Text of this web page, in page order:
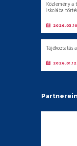
Közlemény a
iskolába
2026.03.10.
Tájékoztatás
2026.01.12.